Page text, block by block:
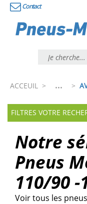
Contact
ACCEUIL > ... >
FILTRES VOTRE
Notre
Pneus
110/90 -
Voir tous les